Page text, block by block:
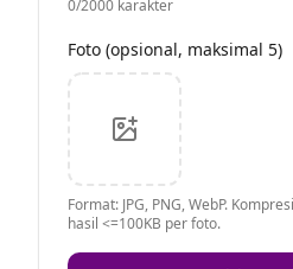
0/2000 karakter
Foto (opsional, maksimal 5)
Format: JPG, PNG, WebP.
hasil <=100KB per foto.